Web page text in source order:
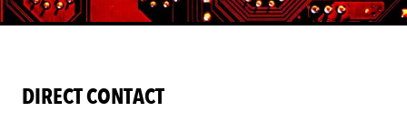
DIRECT CONTACT